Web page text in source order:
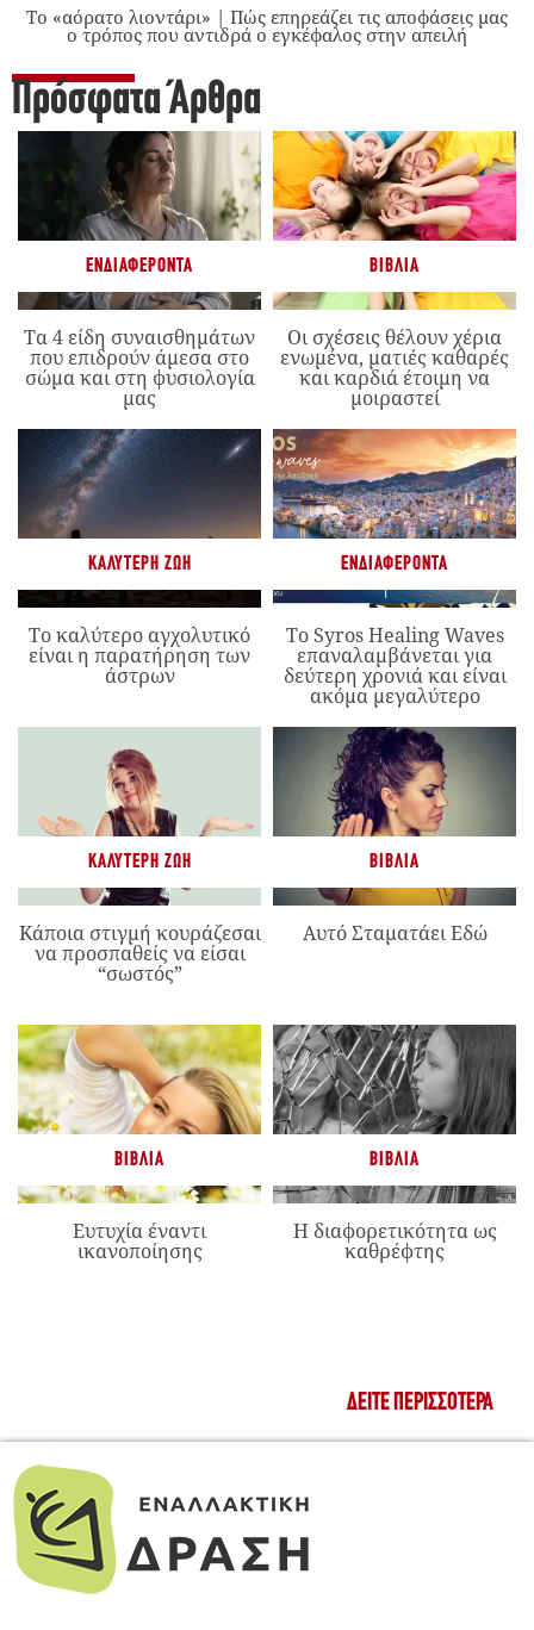
Το «αόρατο λιοντάρι» | Πώς επηρεάζει τις αποφάσεις μας
ο τρόπος που αντιδρά ο εγκέφαλος στην απειλή
Πρόσφατα Άρθρα
ΕΝΔΙΑΦΈΡΟΝΤΑ
Τα 4 είδη συναισθημάτων
που επιδρούν άμεσα στο
σώμα και στη φυσιολογία
μας
ΒΙΒΛΊΑ
Οι σχέσεις θέλουν χέρια
ενωμένα, ματιές καθαρές
και καρδιά έτοιμη να
μοιραστεί
ΚΑΛΎΤΕΡΗ ΖΩΉ
Το καλύτερο αγχολυτικό
είναι η παρατήρηση των
άστρων
ΕΝΔΙΑΦΈΡΟΝΤΑ
Το Syros Healing Waves
επαναλαμβάνεται για
δεύτερη χρονιά και είναι
ακόμα μεγαλύτερο
ΚΑΛΎΤΕΡΗ ΖΩΉ
Κάποια στιγμή κουράζεσαι
να προσπαθείς να είσαι
“σωστός”
ΒΙΒΛΊΑ
Αυτό Σταματάει Εδώ
ΒΙΒΛΊΑ
Ευτυχία έναντι
ικανοποίησης
ΒΙΒΛΊΑ
Η διαφορετικότητα ως
καθρέφτης
ΔΕΊΤΕ ΠΕΡΙΣΣΌΤΕΡΑ